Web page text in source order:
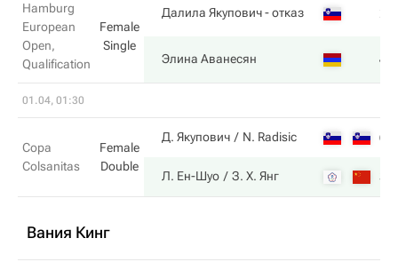
Hamburg
European
Open,
Qualification
Female
Single
Далила Якупович- отказ 2
Элина Аванесян 4
01.04, 01:30
Copa
Colsanitas
Female
Double
Д. Якупович N. Radisic 6
Л. Ен-Шуо З. Х. Янг 3
Вания Кинг